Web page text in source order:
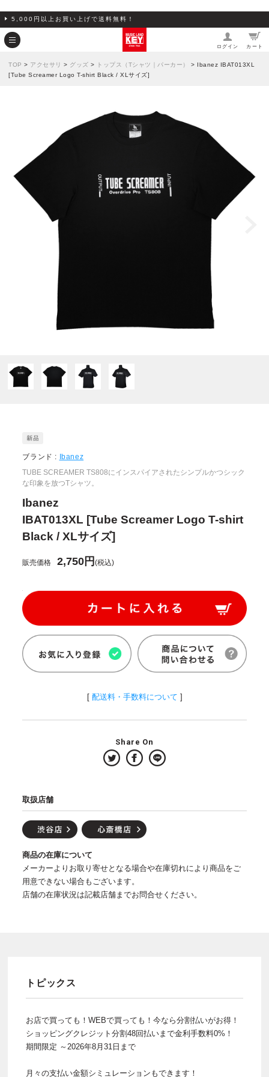
5,000円以上お買い上げで送料無料！
ログイン カート
TOP > アクセサリ > グッズ > トップス（Tシャツ｜パーカー）
> Ibanez IBAT013XL
[Tube Screamer Logo T-shirt Black / XLサイズ]
ブランド :
Ibanez
TUBE SCREAMER TS808にインスパイアされたシンプルかつシック
な印象を放つTシャツ。
Ibanez
IBAT013XL [Tube Screamer Logo T-shirt
Black / XLサイズ]
販売価格 2,750円(税込)
[ 配送料・手数料について ]
Share On
取扱店舗
商品の在庫について
メーカーよりお取り寄せとなる場合や在庫切れにより商品をご
用意できない場合もございます。
店舗の在庫状況は記載店舗までお問合せください。
トピックス
お店で買っても！WEBで買っても！今なら分割払いがお得！
ショッピングクレジット分割48回払いまで金利手数料0%！
期間限定 ～2026年8月31日まで
月々の支払い金額シミュレーションもできます！